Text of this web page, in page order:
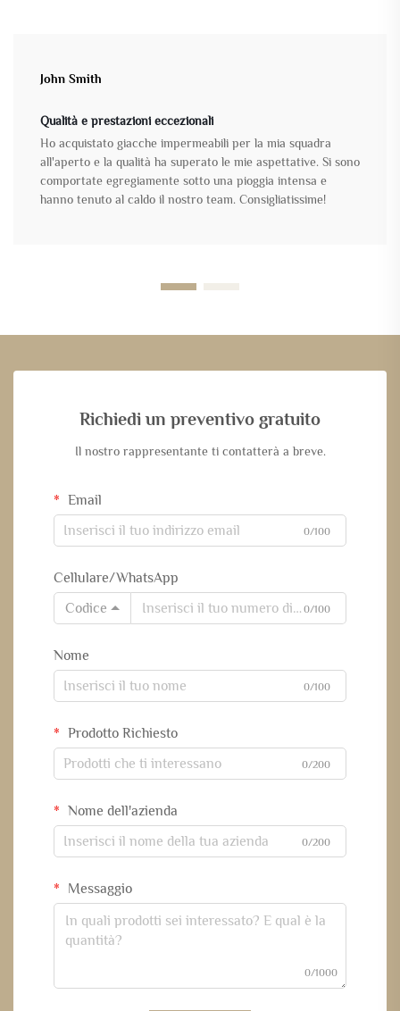
John Smith
Qualità e prestazioni eccezionali
Ho acquistato giacche impermeabili per la mia squadra
all'aperto e la qualità ha superato le mie aspettative. Si sono
comportate egregiamente sotto una pioggia intensa e
hanno tenuto al caldo il nostro team. Consigliatissime!
Richiedi un preventivo gratuito
Il nostro rappresentante ti contatterà a breve.
Email
0/100
Cellulare/WhatsApp
Codice
0/100
Nome
0/100
Prodotto Richiesto
0/200
Nome dell'azienda
0/200
Messaggio
0/1000